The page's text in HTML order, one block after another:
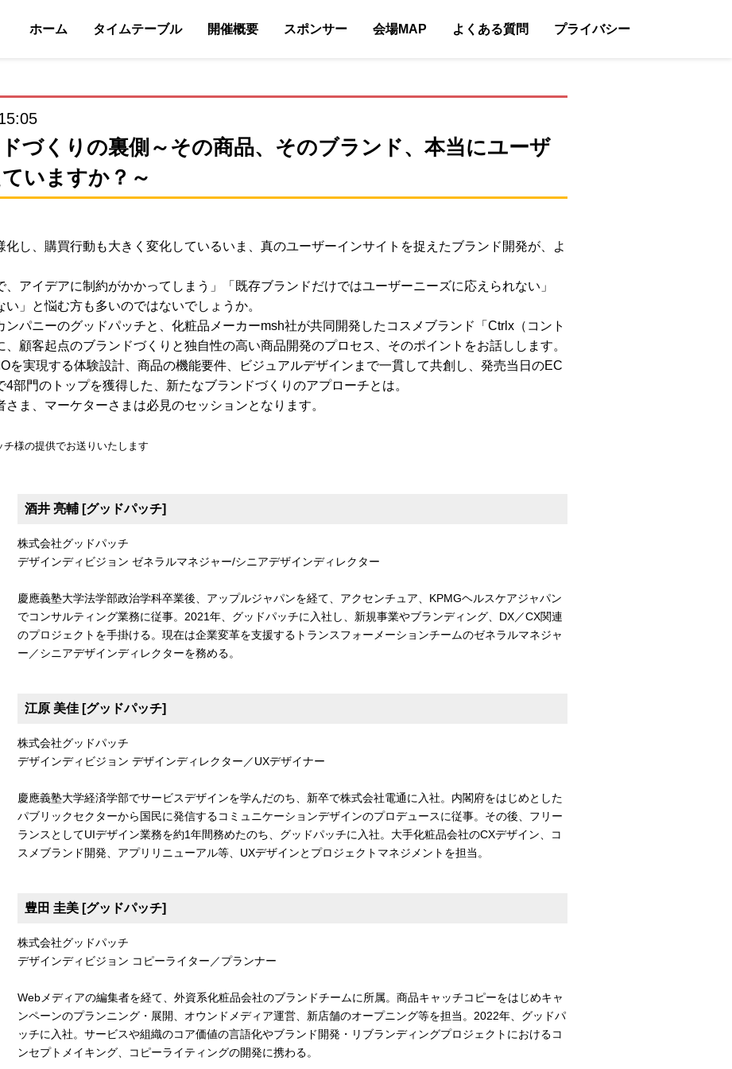
ホーム タイムテーブル 開催概要 スポンサー 会場MAP よくある質問 プライバシー
づくりの裏側～その商品、そのブランド、本当にユーザ
いますか？～
し、購買行動も大きく変化しているいま、真のユーザーインサイトを捉えたブランド開発が、よ
アイデアに制約がかかってしまう」「既存ブランドだけではユーザーニーズに応えられない」
い」と悩む方も多いのではないでしょうか。
パニーのグッドパッチと、化粧品メーカーmsh社が共同開発したコスメブランド「Ctrlx（コント
、顧客起点のブランドづくりと独自性の高い商品開発のプロセス、そのポイントをお話しします。
を実現する体験設計、商品の機能要件、ビジュアルデザインまで一貫して共創し、発売当日のEC
部門のトップを獲得した、新たなブランドづくりのアプローチとは。
ま、マーケターさまは必見のセッションとなります。
様の提供でお送りいたします
酒井 亮輔 [グッドパッチ]
株式会社グッドパッチ
デザインディビジョン ゼネラルマネジャー/シニアデザインディレクター
慶應義塾大学法学部政治学科卒業後、アップルジャパンを経て、アクセンチュア、KPMGヘルスケアジャパン
でコンサルティング業務に従事。2021年、グッドパッチに入社し、新規事業やブランディング、DX／CX関連
のプロジェクトを手掛ける。現在は企業変革を支援するトランスフォーメーションチームのゼネラルマネジャ
ー／シニアデザインディレクターを務める。
江原 美佳 [グッドパッチ]
株式会社グッドパッチ
デザインディビジョン デザインディレクター／UXデザイナー
慶應義塾大学経済学部でサービスデザインを学んだのち、新卒で株式会社電通に入社。内閣府をはじめとした
パブリックセクターから国民に発信するコミュニケーションデザインのプロデュースに従事。その後、フリー
ランスとしてUIデザイン業務を約1年間務めたのち、グッドパッチに入社。大手化粧品会社のCXデザイン、コ
スメブランド開発、アプリリニューアル等、UXデザインとプロジェクトマネジメントを担当。
豊田 圭美 [グッドパッチ]
株式会社グッドパッチ
デザインディビジョン コピーライター／プランナー
Webメディアの編集者を経て、外資系化粧品会社のブランドチームに所属。商品キャッチコピーをはじめキャ
ンペーンのプランニング・展開、オウンドメディア運営、新店舗のオープニング等を担当。2022年、グッドパ
ッチに入社。サービスや組織のコア価値の言語化やブランド開発・リブランディングプロジェクトにおけるコ
ンセプトメイキング、コピーライティングの開発に携わる。